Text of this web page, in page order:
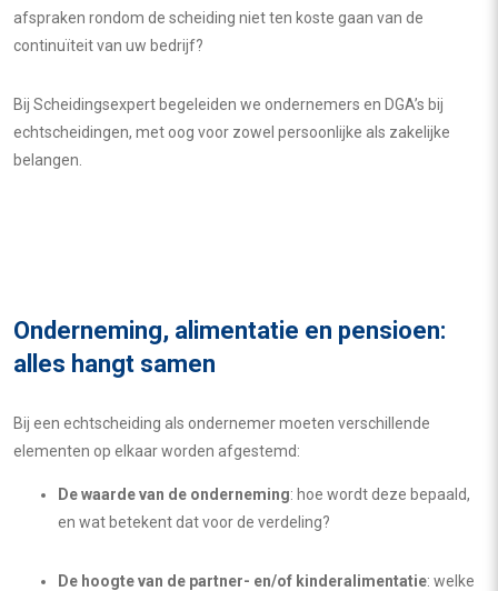
afspraken rondom de scheiding niet ten koste gaan van de
continuïteit van uw bedrijf?
Bij Scheidingsexpert begeleiden we ondernemers en DGA’s bij
echtscheidingen, met oog voor zowel persoonlijke als zakelijke
belangen.
Onderneming, alimentatie en pensioen:
alles hangt samen
Bij een echtscheiding als ondernemer moeten verschillende
elementen op elkaar worden afgestemd:
De waarde van de onderneming: hoe wordt deze bepaald,
en wat betekent dat voor de verdeling?
De hoogte van de partner- en/of kinderalimentatie: welke